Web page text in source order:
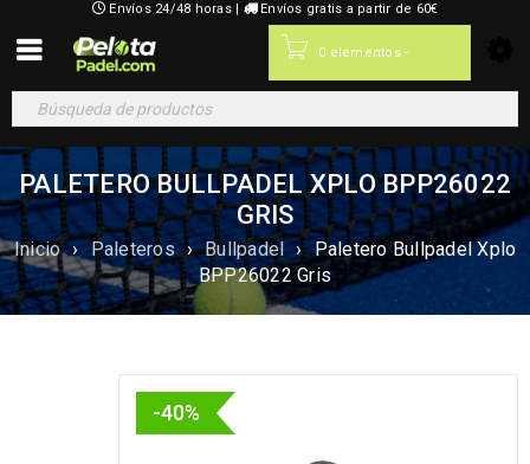
Envíos 24/48 horas | Envíos gratis a partir de 60€
0 elementos -
PALETERO BULLPADEL XPLO BPP26022
GRIS
Inicio › Paleteros › Bullpadel › Paletero Bullpadel Xplo
BPP26022 Gris
-40%